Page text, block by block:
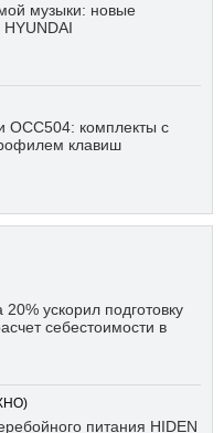
музыки: новые
OCC504: комплекты с
клавиш
ускорил подготовку
себестоимости в
питания HIDEN